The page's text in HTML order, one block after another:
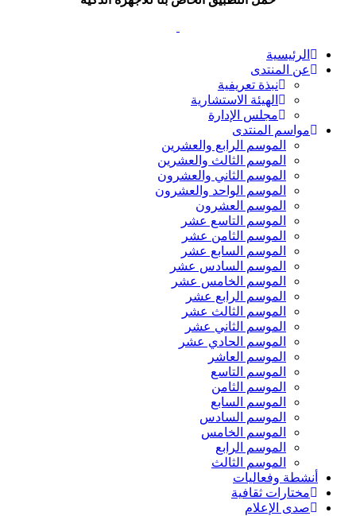
الرئيسية
عن المنتدى
نبذة تعريفية
الهيئة الاستشارية
مجلس الإدارة
مواسم المنتدى
الموسم الرابع والعشرين
الموسم الثالث والعشرين
الموسم الثاني والعشرون
الموسم الواحد والعشرون
الموسم العشرون
الموسم التاسع عشر
الموسم الثامن عشر
الموسم السابع عشر
الموسم السادس عشر
الموسم الخامس عشر
الموسم الرابع عشر
الموسم الثالث عشر
الموسم الثاني عشر
الموسم الحادي عشر
الموسم العاشر
الموسم التاسع
الموسم الثامن
الموسم السابع
الموسم السادس
الموسم الخامس
الموسم الرابع
الموسم الثالث
أنشطة وفعاليات
مختارات ثقافية
صدى الإعلام